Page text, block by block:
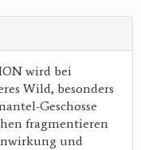
wird bei
Wild, besonders
Geschosse
fragmentieren
und